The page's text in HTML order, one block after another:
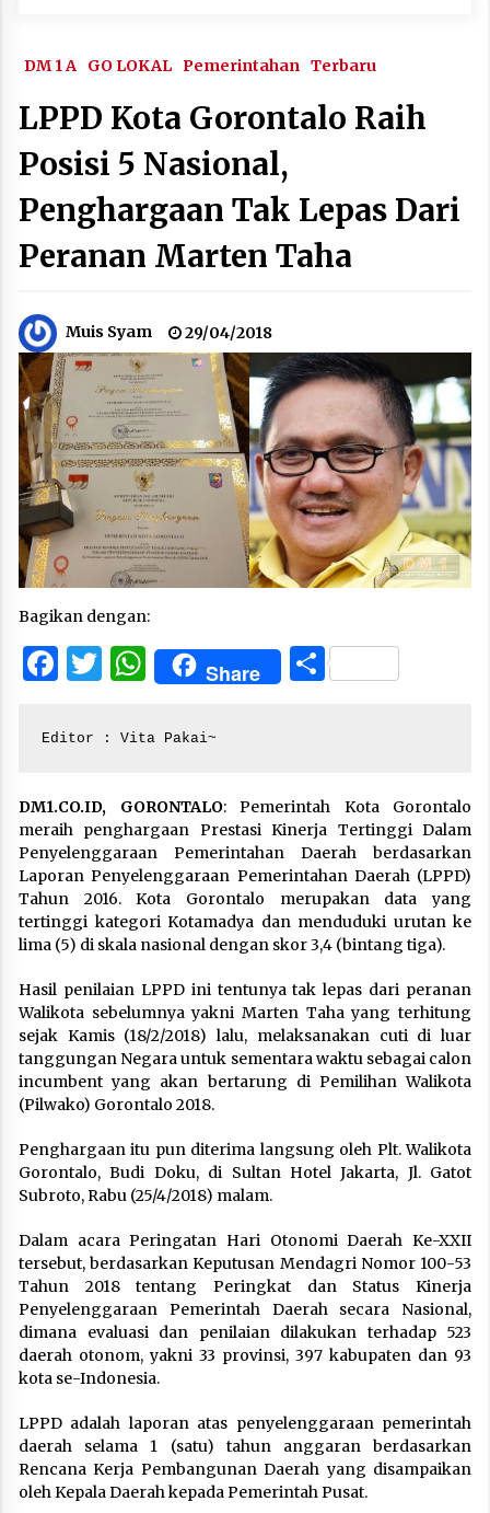
DM 1 A GO LOKAL Pemerintahan Terbaru
LPPD Kota Gorontalo Raih
Posisi 5 Nasional,
Penghargaan Tak Lepas Dari
Peranan Marten Taha
Muis Syam 29/04/2018
Bagikan dengan:
Facebook
Twitter
WhatsApp
Share Share
Editor : Vita Pakai~
DM1.CO.ID, GORONTALO: Pemerintah Kota Gorontalo
meraih penghargaan Prestasi Kinerja Tertinggi Dalam
Penyelenggaraan Pemerintahan Daerah berdasarkan
Laporan Penyelenggaraan Pemerintahan Daerah (LPPD)
Tahun 2016. Kota Gorontalo merupakan data yang
tertinggi kategori Kotamadya dan menduduki urutan ke
lima (5) di skala nasional dengan skor 3,4 (bintang tiga).
Hasil penilaian LPPD ini tentunya tak lepas dari peranan
Walikota sebelumnya yakni Marten Taha yang terhitung
sejak Kamis (18/2/2018) lalu, melaksanakan cuti di luar
tanggungan Negara untuk sementara waktu sebagai calon
incumbent yang akan bertarung di Pemilihan Walikota
(Pilwako) Gorontalo 2018.
Penghargaan itu pun diterima langsung oleh Plt. Walikota
Gorontalo, Budi Doku, di Sultan Hotel Jakarta, Jl. Gatot
Subroto, Rabu (25/4/2018) malam.
Dalam acara Peringatan Hari Otonomi Daerah Ke-XXII
tersebut, berdasarkan Keputusan Mendagri Nomor 100-53
Tahun 2018 tentang Peringkat dan Status Kinerja
Penyelenggaraan Pemerintah Daerah secara Nasional,
dimana evaluasi dan penilaian dilakukan terhadap 523
daerah otonom, yakni 33 provinsi, 397 kabupaten dan 93
kota se-Indonesia.
LPPD adalah laporan atas penyelenggaraan pemerintah
daerah selama 1 (satu) tahun anggaran berdasarkan
Rencana Kerja Pembangunan Daerah yang disampaikan
oleh Kepala Daerah kepada Pemerintah Pusat.